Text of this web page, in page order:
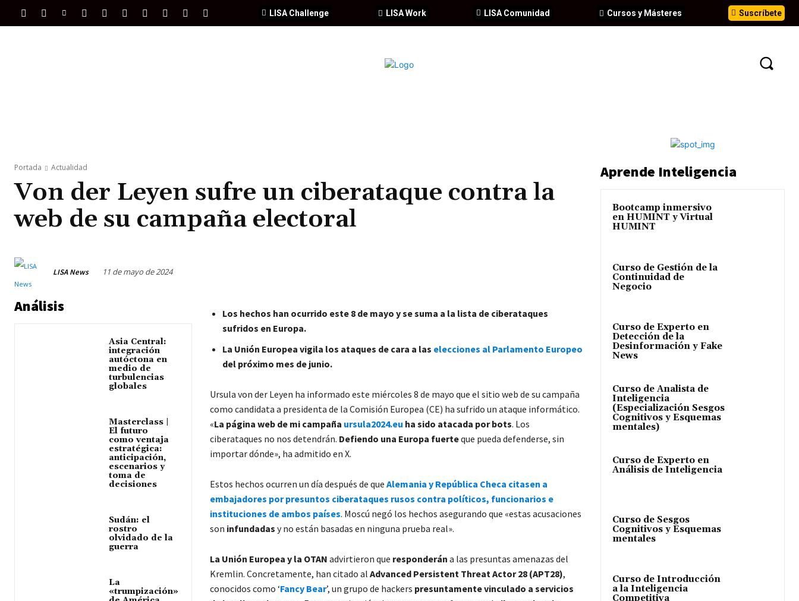
Suscríbete
Cursos y Másteres
LISA Comunidad
LISA Work
LISA Challenge
Portada Actualidad
Von der Leyen sufre un ciberataque contra la
web de su campaña electoral
LISA News 11 de mayo de 2024
Análisis
Asia Central:
integración
autóctona en
medio de
turbulencias
globales
Masterclass |
El futuro
como ventaja
estratégica:
anticipación,
escenarios y
toma de
decisiones
Sudán: el
rostro
olvidado de la
guerra
La
«trumpización»
Los hechos han ocurrido este 8 de mayo y se suma a la lista de ciberataques
sufridos en Europa.
La Unión Europea vigila los ataques de cara a las elecciones al Parlamento Europeo
del próximo mes de junio.
Ursula von der Leyen ha informado este miércoles 8 de mayo que el sitio web de su campaña
como candidata a presidenta de la Comisión Europea (CE) ha sufrido un ataque informático.
«La página web de mi campaña ursula2024.eu ha sido atacada por bots. Los
ciberataques no nos detendrán. Defiendo una Europa fuerteque pueda defenderse, sin
importar dónde», ha admitido en X.
Estos hechos ocurren un día después de que Alemania y República Checa citasen a
embajadores por presuntos ciberataques rusos contra políticos, funcionarios e
instituciones de ambos países. Moscú negó los hechos asegurando que «estas acusaciones
son infundadas y no están basadas en ninguna prueba real».
La Unión Europea y la OTAN advirtieron que responderán a las presuntas amenazas del
Kremlin. Concretamente, han citado al Advanced Persistent Threat Actor 28 (APT28),
conocidos como ‘Fancy Bear’, un grupo de hackers presuntamente vinculado a servicios
Aprende Inteligencia
Bootcamp inmersivo
en HUMINT y Virtual
HUMINT
Curso de Gestión de la
Continuidad de
Negocio
Curso de Experto en
Detección de la
Desinformación y Fake
News
Curso de Analista de
Inteligencia
(Especialización Sesgos
Cognitivos y Esquemas
mentales)
Curso de Experto en
Análisis de Inteligencia
Curso de Sesgos
Cognitivos y Esquemas
mentales
Curso de Introducción
a la Inteligencia
Competitiva